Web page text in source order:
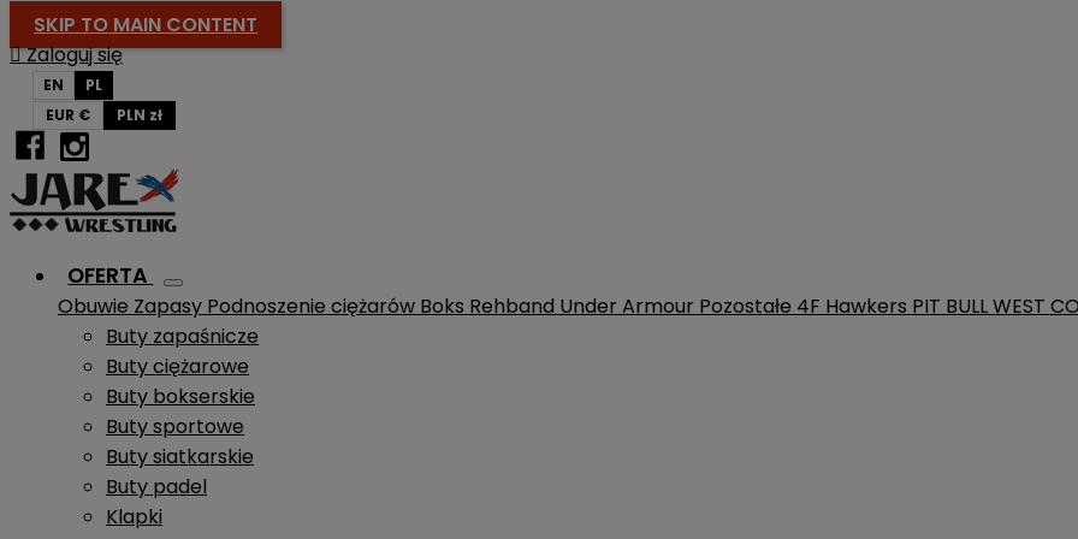
SKIP TO MAIN CONTENT
Zaloguj się
EN
PL
EUR €
PLN zł
OFERTA
Obuwie Zapasy Podnoszenie ciężarów Boks Rehband Under Armour Pozostałe 4F Hawkers PIT BULL WEST
Buty zapaśnicze
Buty ciężarowe
Buty bokserskie
Buty sportowe
Buty siatkarskie
Buty padel
Klapki